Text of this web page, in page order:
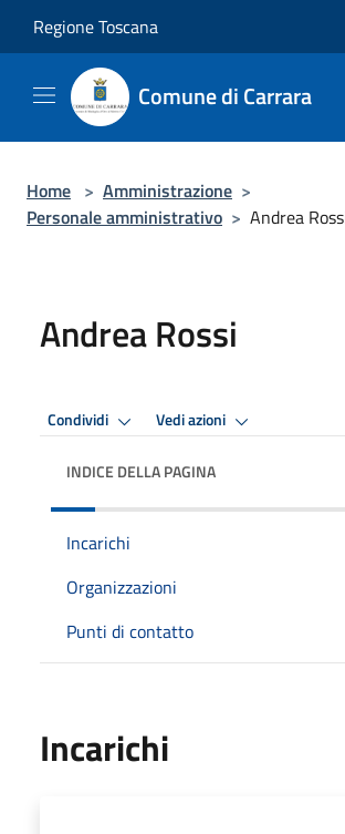
Regione Toscana
Comune di Carrara
Home > Amministrazione >
Personale amministrativo > Andrea
Andrea Rossi
Condividi Vedi azioni
INDICE DELLA PAGINA
Incarichi
Organizzazioni
Punti di contatto
Incarichi